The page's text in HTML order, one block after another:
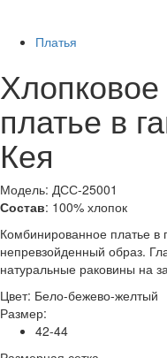
Платья
платье в
Кея
Модель: ДСС-25001
Состав: 100% хлопок
Комбинированное платье в
непревзойденный образ.
натуральные раковины на
Цвет: Бело-бежево-желтый
Размер:
42-44